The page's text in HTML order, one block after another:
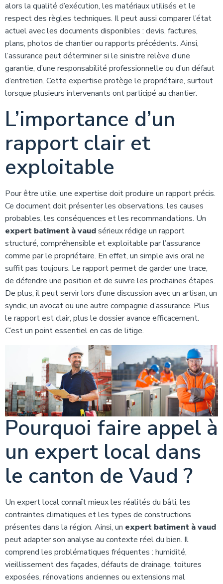
alors la qualité d’exécution, les matériaux utilisés et le
respect des règles techniques. Il peut aussi comparer l’état
actuel avec les documents disponibles : devis, factures,
plans, photos de chantier ou rapports précédents. Ainsi,
l’assurance peut déterminer si le sinistre relève d’une
garantie, d’une responsabilité professionnelle ou d’un défaut
d’entretien. Cette expertise protège le propriétaire, surtout
lorsque plusieurs intervenants ont participé au chantier.
L’importance d’un
rapport clair et
exploitable
Pour être utile, une expertise doit produire un rapport précis.
Ce document doit présenter les observations, les causes
probables, les conséquences et les recommandations. Un
expert batiment à vaudsérieux rédige un rapport
structuré, compréhensible et exploitable par l’assurance
comme par le propriétaire. En effet, un simple avis oral ne
suffit pas toujours. Le rapport permet de garder une trace,
de défendre une position et de suivre les prochaines étapes.
De plus, il peut servir lors d’une discussion avec un artisan, un
syndic, un avocat ou une autre compagnie d’assurance. Plus
le rapport est clair, plus le dossier avance efficacement.
C’est un point essentiel en cas de litige.
Pourquoi faire appel à
un expert local dans
le canton de Vaud ?
Un expert local connaît mieux les réalités du bâti, les
contraintes climatiques et les types de constructions
présentes dans la région. Ainsi, un expert batiment à vaud
peut adapter son analyse au contexte réel du bien. Il
comprend les problématiques fréquentes : humidité,
vieillissement des façades, défauts de drainage, toitures
exposées, rénovations anciennes ou extensions mal